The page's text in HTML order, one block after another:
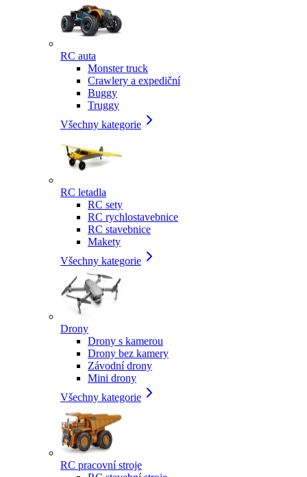
RC auta
Monster truck
Crawlery a expediční
Buggy
Truggy
Všechny kategorie
RC letadla
RC sety
RC rychlostavebnice
RC stavebnice
Makety
Všechny kategorie
Drony
Drony s kamerou
Drony bez kamery
Závodní drony
Mini drony
Všechny kategorie
RC pracovní stroje